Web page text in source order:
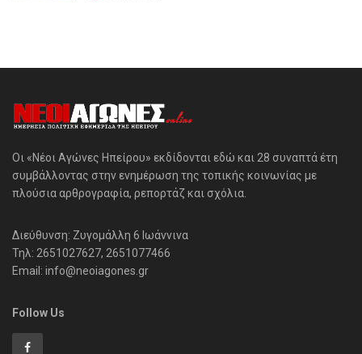
Οι «Νέοι Αγώνες Ηπείρου» εκδίδονται εδώ και 28 συναπτά έτη
συμβάλλοντας στην ενημέρωση της τοπικής κοινωνίας με
πλούσια αρθρογραφία, ρεπορτάζ και σχόλια.
Διεύθυνση: Ζυγομάλλη 6 Ιωάννινα
Τηλ: 2651027627, 2651077466
Email: info@neoiagones.gr
Follow Us